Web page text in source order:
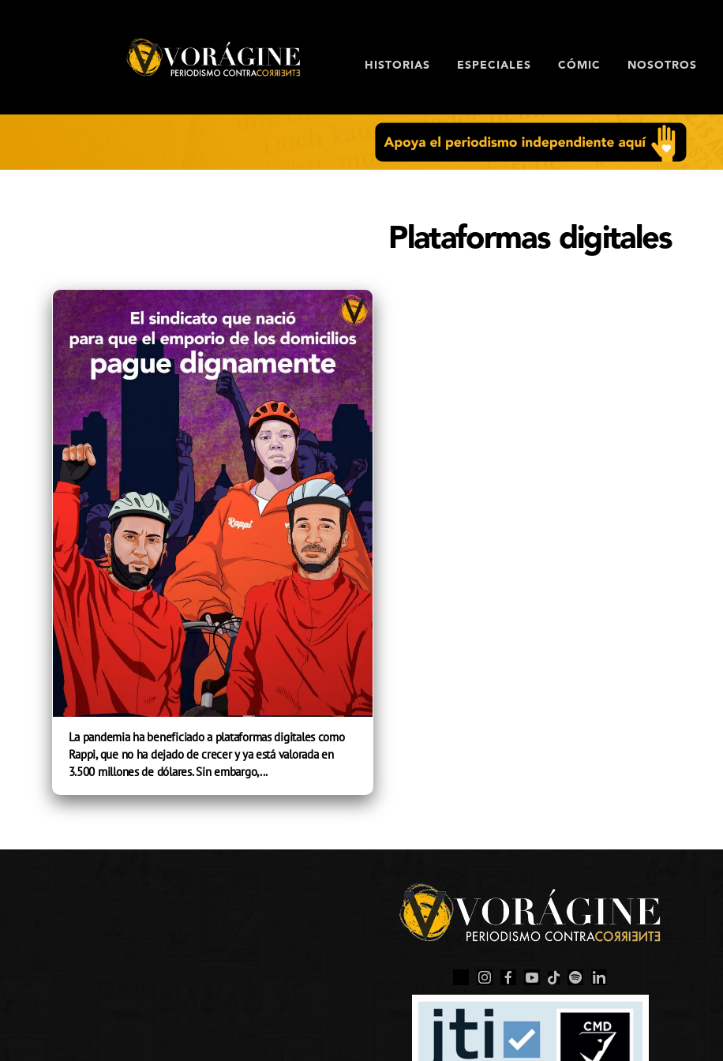
HISTORIAS ESPECIALES CÓMIC NOSOTROS
Plataformas digitales
La pandemia ha beneficiado a plataformas digitales como
Rappi, que no ha dejado de crecer y ya está valorada en
3.500 millones de dólares. Sin embargo,...